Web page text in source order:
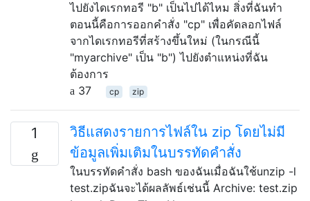
ไปยังไดเรกทอรี "b" เป็นไปได้ไหม สิ่งที่ฉันทำ
ตอนนี้คือการออกคำสั่ง "cp" เพื่อคัดลอกไฟล์
จากไดเรกทอรีที่สร้างขึ้นใหม่ (ในกรณีนี้
"myarchive" เป็น "b") ไปยังตำแหน่งที่ฉัน
ต้องการ
37
cp zip
1
วิธีแสดงรายการไฟล์ใน zip โดยไม่มี
ข้อมูลเพิ่มเติมในบรรทัดคำสั่ง
ในบรรทัดคำสั่ง bash ของฉันเมื่อฉันใช้unzip -l
test.zipฉันจะได้ผลลัพธ์เช่นนี้ Archive: test.zip